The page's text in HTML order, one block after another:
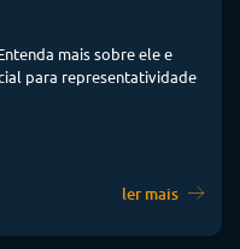
mais sobre ele e
para representatividade
ler mais